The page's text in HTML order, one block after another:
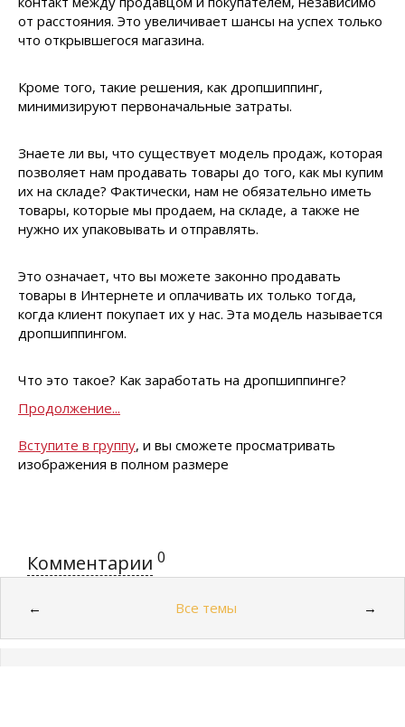
от расстояния. Это увеличивает шансы на успех только
что открывшегося магазина.
Кроме того, такие решения, как дропшиппинг,
минимизируют первоначальные затраты.
Знаете ли вы, что существует модель продаж, которая
позволяет нам продавать товары до того, как мы купим
их на складе? Фактически, нам не обязательно иметь
товары, которые мы продаем, на складе, а также не
нужно их упаковывать и отправлять.
Это означает, что вы можете законно продавать
товары в Интернете и оплачивать их только тогда,
когда клиент покупает их у нас. Эта модель называется
дропшиппингом.
Что это такое? Как заработать на дропшиппинге?
Продолжение...
Вступите в группу, и вы сможете просматривать
изображения в полном размере
Комментарии 0
← Все темы →